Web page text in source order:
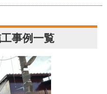
事例一覧